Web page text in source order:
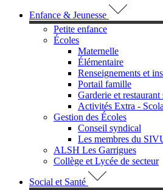
Enfance & Jeunesse
Petite enfance
Écoles
Maternelle
Élémentaire
Renseignements et
Portail famille
Garderie et restaurant
Activités Extra -
Gestion des Écoles
Conseil syndical
Les membres du
ALSH Les Garrigues
Collège et Lycée de secteur
Social et Santé